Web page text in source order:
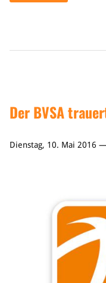
Der BVSA
Dienstag, 10. Mai 2016 —